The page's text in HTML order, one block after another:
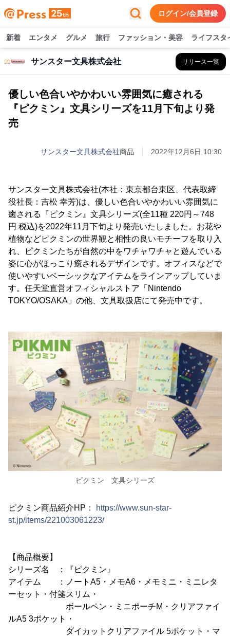
ログイン/会員登録
新着 エンタメ グルメ 旅行 ファッション・美容 ライフスタ
サンスター文具株式会社 リリース一覧
優しい色合いやかわいい雰囲気に癒される
『ピクミン』文具シリーズを11月下旬より発
売
サンスター文具株式会社商品 2022年12月6日 10:30
サンスター文具株式会社(本社：東京都台東区、代表取締
役社長：吉松 幸芳)は、優しい色合いやかわいい雰囲気に
癒される『ピクミン』文具シリーズ(全11種 220円～748
円 税込)を2022年11月下旬より発売いたしました。お花や
植物などピクミンの世界観と相性の良いモチーフを取り入
れ、ピクミンたちが自然の中をワチャワチャと遊んでいる
姿に心がほっこり癒されるデザインです。オフィスなどで
使いやすいベーシックなアイテムをラインアップしていま
す。任天堂直営オフィシャルストア「Nintendo
TOKYO/OSAKA」の他、文具取扱店にて発売中です。
ピクミン 文具シリーズ
ピクミン商品紹介HP：
https://www.sun-star-
st.jp/items/221003061223/
【商品概要】
シリーズ名 ：『ピクミン』
アイテム ：ノートA5・メモA6・メモミニ・ミニレタ
ーセット・付箋スリム・
ボールペン・ミニポーチM・クリアファイ
ルA5 3ポケット・
ダイカットクリアファイル 5ポケット・マ